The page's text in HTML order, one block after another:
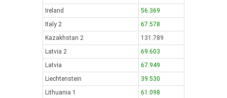
Ireland
56.369
Italy 2
67.578
Kazakhstan 2
131.789
Latvia 2
69.603
Latvia
67.949
Liechtenstein
39.530
Lithuania 1
61.098